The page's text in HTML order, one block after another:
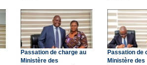
Passation de charge au
Ministère des
Passation de
Ministère des